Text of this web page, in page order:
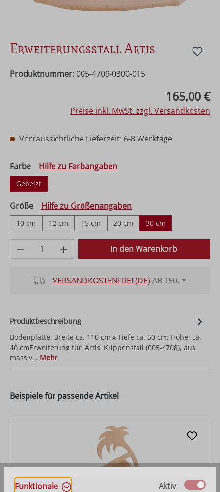
Erweiterungsstall Artis
Produktnummer: 005-4709-0300-015
165,00 €
Preise inkl. MwSt. zzgl. Versandkosten
Vorraussichtliche Lieferzeit: 6-8 Werktage
Farbeauswählen
Hilfe zu Farbangaben
Gebeizt
Größeauswählen
Hilfe zu Größenangaben
10 cm 12 cm 15 cm 20 cm 30 cm
Produkt Anzahl: Gib den gewünschten
In den Warenkorb
VERSANDKOSTENFREI (DE) AB 150,-*
Produktbeschreibung
Bodenplatte: Breite ca. 110 cm x Tiefe ca. 50 cm; Höhe: ca.
40 cmErweiterung für 'Artis' Krippenstall (005-4708), aus
massiv… Mehr
Beispiele für passende Artikel
Funktionale
Aktiv